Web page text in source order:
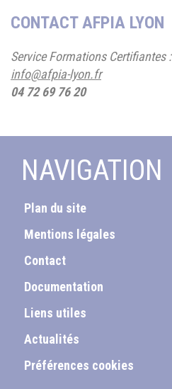
CONTACT AFPIA LYON
Service Formations Certifiantes :
info@afpia-lyon.fr
04 72 69 76 20
NAVIGATION
Plan du site
Mentions légales
Contact
Documentation
Liens utiles
Actualités
Préférences cookies